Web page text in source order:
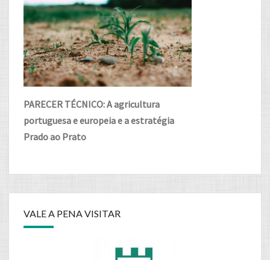
PARECER TÉCNICO: A agricultura
portuguesa e europeia e a estratégia
Prado ao Prato
VALE A PENA VISITAR